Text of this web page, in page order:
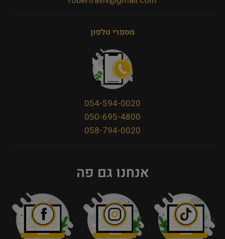
מספרי טלפון
054-594-0020
050-695-4800
058-794-0020
אנחנו גם פה